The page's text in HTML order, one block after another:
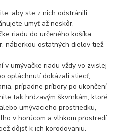
aby ste z nich odstránili
umyť až neskôr,
riadu do určeného košíka
náberkou ostatných dielov tiež
v umývačke riadu vždy vo zvislej
opláchnutí dokázali stiecť,
prípadne príbory po ukončení
tak hrdzavým škvrnkám, ktoré
umývacieho prostriedku,
v horúcom a vlhkom prostredí
dôjsť k ich korodovaniu.